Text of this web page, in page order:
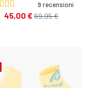
9 recensioni
45,00 €69,95 €